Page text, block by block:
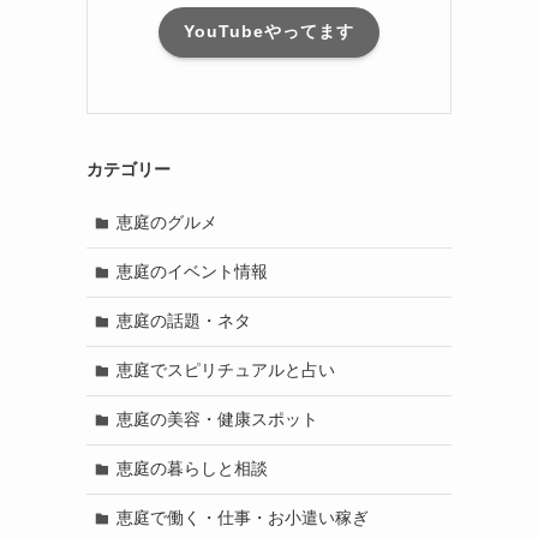
YouTubeやってます
カテゴリー
恵庭のグルメ
恵庭のイベント情報
恵庭の話題・ネタ
恵庭でスピリチュアルと占い
恵庭の美容・健康スポット
恵庭の暮らしと相談
恵庭で働く・仕事・お小遣い稼ぎ